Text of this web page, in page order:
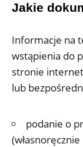
Jakie
Informacje na
wstąpienia do
stronie
lub
podanie o